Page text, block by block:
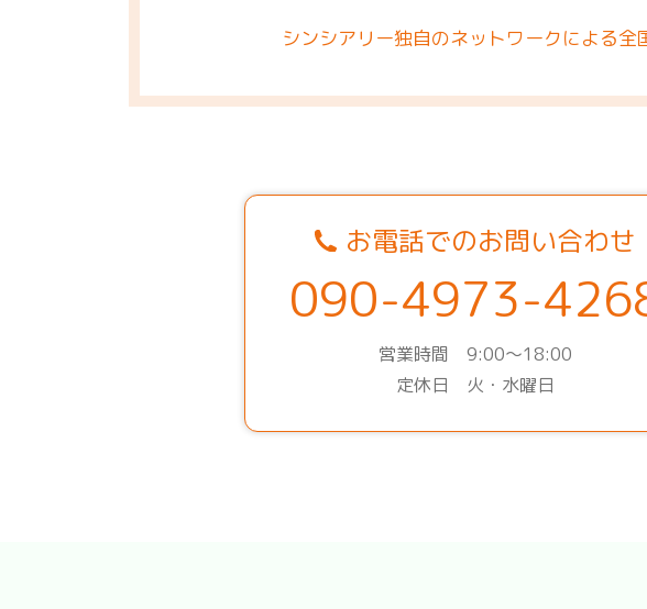
シンシアリー独自のネットワークによる全
お電話でのお問い合わせ
090-4973-
営業時間 9:00～18:00
定休日 火・水曜日